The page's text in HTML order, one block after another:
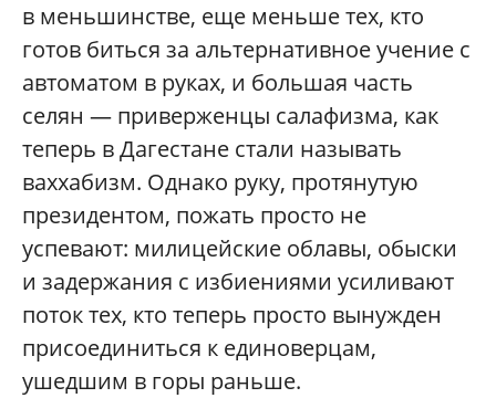
в меньшинстве, еще меньше тех, кто
готов биться за альтернативное учение с
автоматом в руках, и большая часть
селян — приверженцы салафизма, как
теперь в Дагестане стали называть
ваххабизм. Однако руку, протянутую
президентом, пожать просто не
успевают: милицейские облавы, обыски
и задержания с избиениями усиливают
поток тех, кто теперь просто вынужден
присоединиться к единоверцам,
ушедшим в горы раньше.